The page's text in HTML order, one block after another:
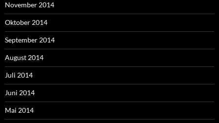
November 2014
Oktober 2014
September 2014
August 2014
Juli 2014
Juni 2014
Mai 2014